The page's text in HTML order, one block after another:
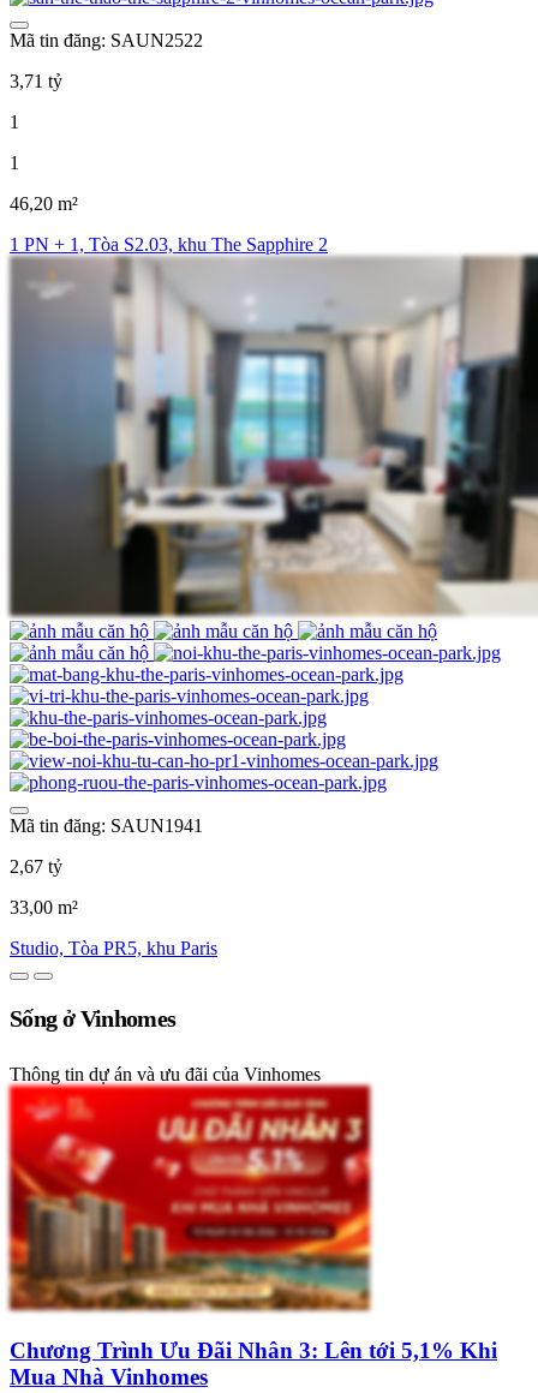
Mã tin đăng: SAUN2522
3,71 tỷ
1
1
46,20 m²
1 PN + 1, Tòa S2.03, khu The Sapphire 2
Mã tin đăng: SAUN1941
2,67 tỷ
33,00 m²
Studio, Tòa PR5, khu Paris
Sống ở Vinhomes
Thông tin dự án và ưu đãi của Vinhomes
Chương Trình Ưu Đãi Nhân 3: Lên tới 5,1% Khi
Mua Nhà Vinhomes